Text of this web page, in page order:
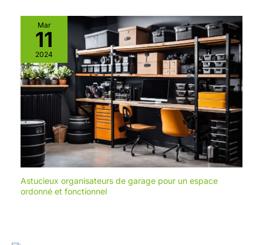
Mar
11
2024
Astucieux organisateurs de garage pour un espace
ordonné et fonctionnel